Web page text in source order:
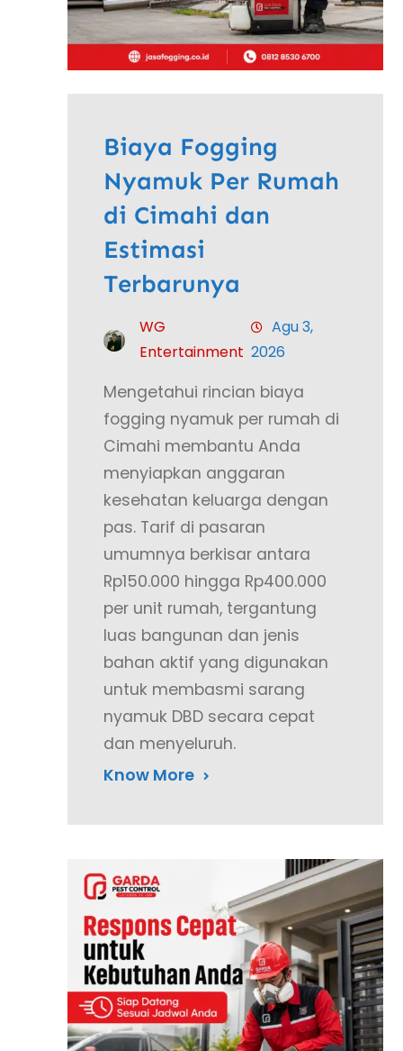
Biaya Fogging
Nyamuk Per Rumah
di Cimahi dan
Estimasi
Terbarunya
WG
Entertainment
Agu 3,
2026
Mengetahui rincian biaya
fogging nyamuk per rumah di
Cimahi membantu Anda
menyiapkan anggaran
kesehatan keluarga dengan
pas. Tarif di pasaran
umumnya berkisar antara
Rp150.000 hingga Rp400.000
per unit rumah, tergantung
luas bangunan dan jenis
bahan aktif yang digunakan
untuk membasmi sarang
nyamuk DBD secara cepat
dan menyeluruh.
Know More